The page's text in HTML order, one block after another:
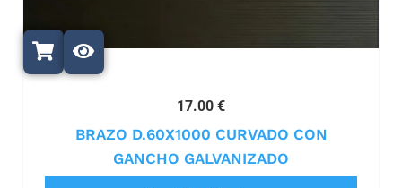
17.00 €
BRAZO D.60X1000 CURVADO CON
GANCHO GALVANIZADO